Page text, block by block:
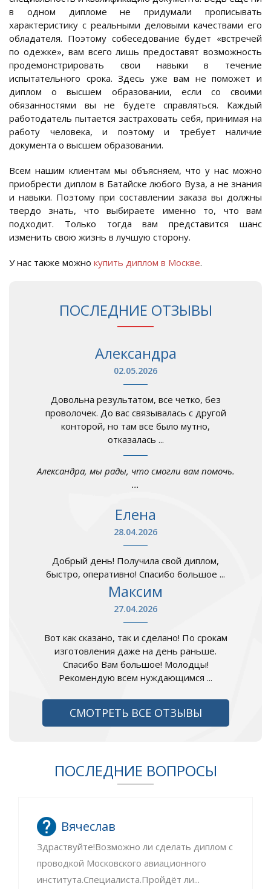
в одном дипломе не придумали прописывать
характеристику с реальными деловыми качествами его
обладателя. Поэтому собеседование будет «встречей
по одежке», вам всего лишь предоставят возможность
продемонстрировать свои навыки в течение
испытательного срока. Здесь уже вам не поможет и
диплом о высшем образовании, если со своими
обязанностями вы не будете справляться. Каждый
работодатель пытается застраховать себя, принимая на
работу человека, и поэтому и требует наличие
документа о высшем образовании.
Всем нашим клиентам мы объясняем, что у нас можно
приобрести диплом в Батайске любого Вуза, а не знания
и навыки. Поэтому при составлении заказа вы должны
твердо знать, что выбираете именно то, что вам
подходит. Только тогда вам представится шанс
изменить свою жизнь в лучшую сторону.
У нас также можно купить диплом в Москве.
ПОСЛЕДНИЕ ОТЗЫВЫ
Александра
02.05.2026
Довольна результатом, все четко, без
проволочек. До вас связывалась с другой
конторой, но там все было мутно,
отказалась ...
Александра, мы рады, что смогли вам помочь.
...
Елена
28.04.2026
Добрый день! Получила свой диплом,
быстро, оперативно! Спасибо большое ...
Максим
27.04.2026
Вот как сказано, так и сделано! По срокам
изготовления даже на день раньше.
Спасибо Вам большое! Молодцы!
Рекомендую всем нуждающимся ...
СМОТРЕТЬ ВСЕ ОТЗЫВЫ
ПОСЛЕДНИЕ ВОПРОСЫ
Вячеслав
Здраствуйте!Возможно ли сделать диплом с
проводкой Московского авиационного
института.Специалиста.Пройдёт ли...